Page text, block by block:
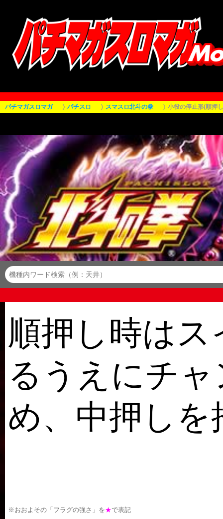
パチマガスロマガ パチスロ スマスロ北斗の拳 小役の停止形(順押
順押し時は
るうえにチ
め、中押しを
※おおよその「フラグの強さ」を★で表記